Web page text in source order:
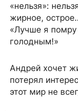
«нельзя»:
жирное,
«Лучше я
голодным!»
Андрей хочет
потерял
этот мир не